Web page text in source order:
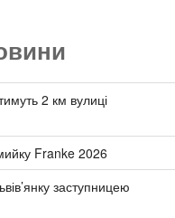
2 км вулиці
Franke 2026
заступницею